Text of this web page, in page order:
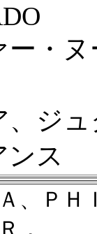
ー・
、ジ
ンス
、Ｐ
，